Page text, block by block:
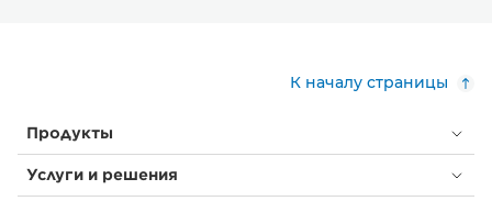
К началу страницы
Продукты
Услуги и решения